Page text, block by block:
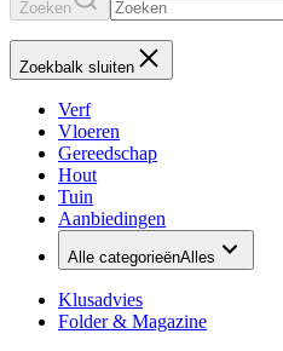
Zoeken
Zoekbalk sluiten
Verf
Vloeren
Gereedschap
Hout
Tuin
Aanbiedingen
Alle categorieënAlles
Klusadvies
Folder & Magazine